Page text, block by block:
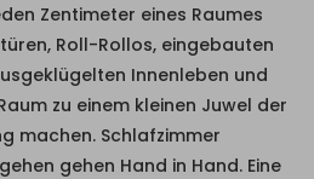
Zentimeter eines Raumes
Roll-Rollos, eingebauten
Innenleben und
zu einem kleinen Juwel der
machen. Schlafzimmer
gehen Hand in Hand. Eine